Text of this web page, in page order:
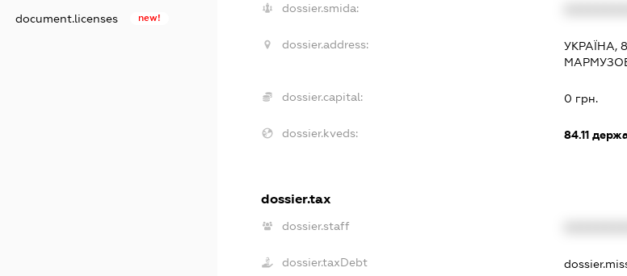
document.licenses new!
dossier.smida:
dossier.address:
УКРАЇНА,
dossier.capital: 0 грн.
dossier.kveds: 84.11
dossier.tax
dossier.staff
dossier.taxDebt